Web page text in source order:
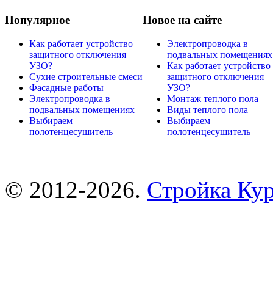
Популярное
Как работает устройство
защитного отключения
УЗО?
Сухие строительные смеси
Фасадные работы
Электропроводка в
подвальных помещениях
Выбираем
полотенцесушитель
Новое на сайте
Электропроводка в
подвальных помещениях
Как работает устройство
защитного отключения
УЗО?
Монтаж теплого пола
Виды теплого пола
Выбираем
полотенцесушитель
© 2012-2026. Стройка